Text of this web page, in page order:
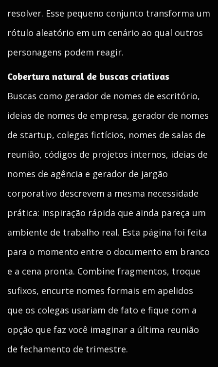
resolver. Esse pequeno conjunto transforma um
rótulo aleatório em um cenário ao qual outros
personagens podem reagir.
Cobertura natural de buscas criativas
Buscas como gerador de nomes de escritório,
ideias de nomes de empresa, gerador de nomes
de startup, colegas fictícios, nomes de salas de
reunião, códigos de projetos internos, ideias de
nomes de agência e gerador de jargão
corporativo descrevem a mesma necessidade
prática: inspiração rápida que ainda pareça um
ambiente de trabalho real. Esta página foi feita
para o momento entre o documento em branco
e a cena pronta. Combine fragmentos, troque
sufixos, encurte nomes formais em apelidos
que os colegas usariam de fato e fique com a
opção que faz você imaginar a última reunião
de fechamento de trimestre.